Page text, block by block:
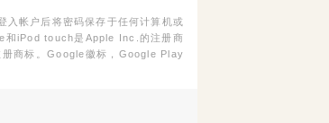
入帐户后将密码保存于任何计算机或
和iPod touch是Apple Inc.的注册商
商标。Google徽标，Google Play